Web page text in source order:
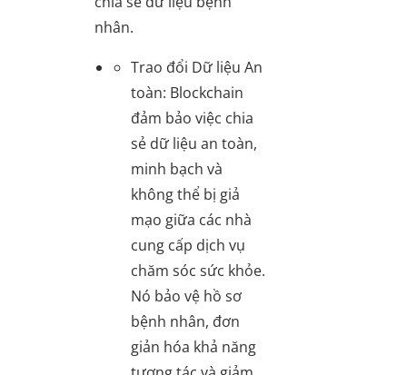
nhân.
Trao đổi Dữ liệu An
toàn: Blockchain
đảm bảo việc chia
sẻ dữ liệu an toàn,
minh bạch và
không thể bị giả
mạo giữa các nhà
cung cấp dịch vụ
chăm sóc sức khỏe.
Nó bảo vệ hồ sơ
bệnh nhân, đơn
giản hóa khả năng